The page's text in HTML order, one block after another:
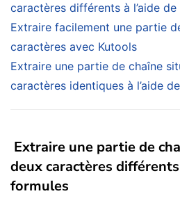
caractères différents à l’aide
Extraire facilement une partie
caractères avec Kutools
Extraire une partie de chaîne
caractères identiques à l’aide
Extraire une partie de
deux caractères différents
formules